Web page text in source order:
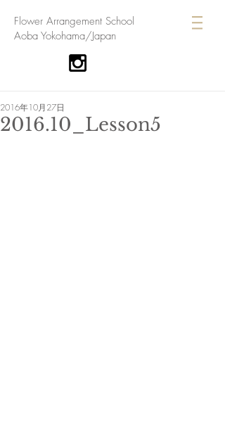
​Flower Arrangement School
Aoba Yokohama/Japan
2016.10_Lesson5
2016年10月27日